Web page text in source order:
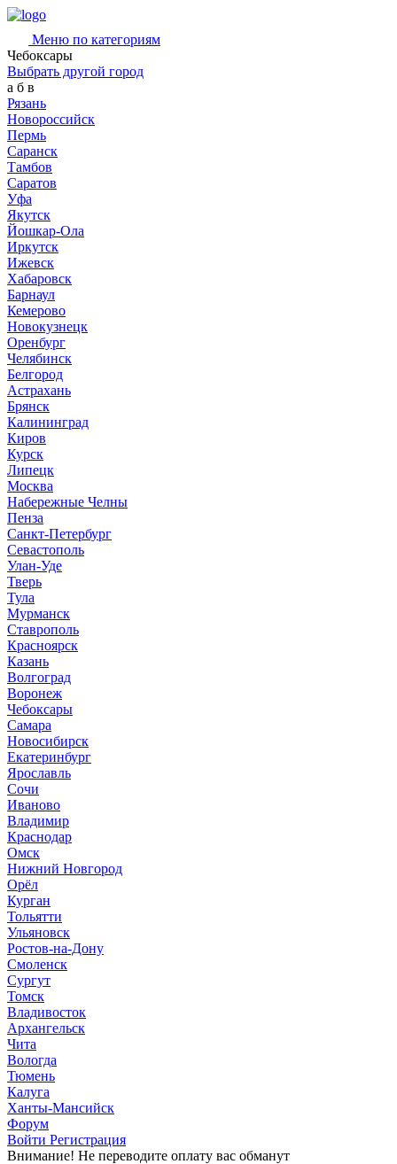
Меню по категориям
Чебоксары
Выбрать другой город
а б в
Рязань
Новороссийск
Пермь
Саранск
Тамбов
Саратов
Уфа
Якутск
Йошкар-Ола
Иркутск
Ижевск
Хабаровск
Барнаул
Кемерово
Новокузнецк
Оренбург
Челябинск
Белгород
Астрахань
Брянск
Калининград
Киров
Курск
Липецк
Москва
Набережные Челны
Пенза
Санкт-Петербург
Севастополь
Улан-Уде
Тверь
Тула
Мурманск
Ставрополь
Красноярск
Казань
Волгоград
Воронеж
Чебоксары
Самара
Новосибирск
Екатеринбург
Ярославль
Сочи
Иваново
Владимир
Краснодар
Омск
Нижний Новгород
Орёл
Курган
Тольятти
Ульяновск
Ростов-на-Дону
Смоленск
Сургут
Томск
Владивосток
Архангельск
Чита
Вологда
Тюмень
Калуга
Ханты-Мансийск
Форум
Войти Регистрация
Внимание! Не переводите оплату вас обманут